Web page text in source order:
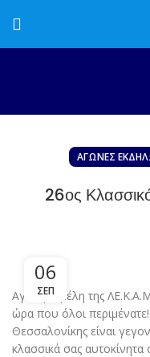
ΑΓΏΝΕΣ
26ος
06
ΣΕΠ
Αγαπητά μέλη της
ώρα που όλοι
Θεσσαλονίκης είναι
κλασσικά σας αυτοκίνητα